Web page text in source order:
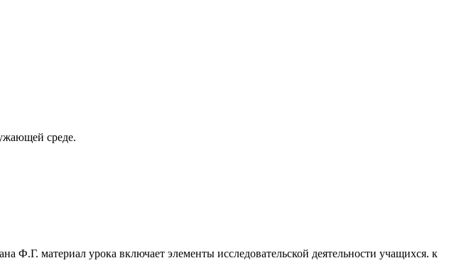
среде.
Ф.Г. материал урока включает элементы исследовательской деятельности учащихся. к